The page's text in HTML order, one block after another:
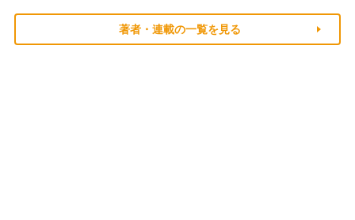
著者・連載の一覧を見る